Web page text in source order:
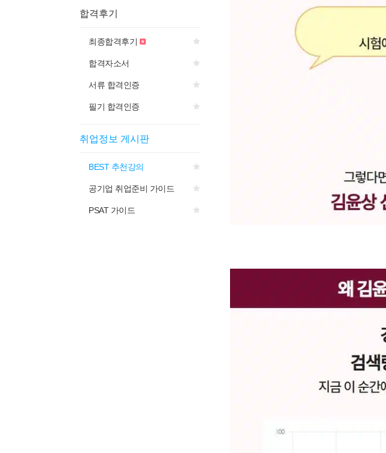
합격후기
최종합격후기
합격자소서
서류 합격인증
필기 합격인증
취업정보 게시판
BEST 추천강의
공기업 취업준비 가이드
PSAT 가이드